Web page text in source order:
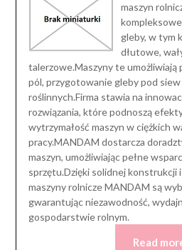
maszyn
gleby, w tym
dłutowe,
talerzowe.Maszyny te umożliwiają
pól, przygotowanie gleby pod
roślinnych.Firma stawia na
rozwiązania, które podnoszą
wytrzymałość maszyn w ciężkich
pracy.MANDAM dostarcza
maszyn, umożliwiając pełne
sprzętu.Dzięki solidnej konstrukcji
maszyny rolnicze MANDAM są
gwarantując niezawodność,
gospodarstwie rolnym.
Read